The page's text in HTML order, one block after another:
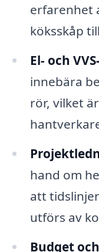
erfarenhet
köksskåp
El- och
innebära
rör, vilket
hand om
att
utförs av
Budget